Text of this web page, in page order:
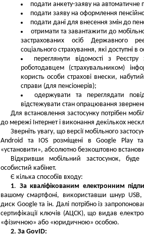
подати анкету-заяву на автоматичне
подати заяву на оформлення
подати дані для внесення змін до
отримати та завантажити до
застрахованих осіб Державного
соціального страхування, які доступні в
переглянути відомості з
роботодавцем (страхувальником)
користь особи страхові внески,
справи (для пенсіонерів);
одержувати та переглядати
відстежувати стан опрацювання
Для встановлення застосунку потрібен
до мережі Інтернет і виконання декількох
Зверніть увагу, що версії мобільного
Android та IOS розміщені в Google Play
«установити», абсолютно безкоштовно
Відкривши мобільний застосунок,
особистий кабінет.
Є кілька способів входу:
1. За кваліфікованим електронним
вашому смартфоні, використавши шнур
диск Google та ін. Далі потрібно із
сертифікації ключів (АЦСК), що видав
«фізичною» або «юридичною» особою.
2. За GovID: